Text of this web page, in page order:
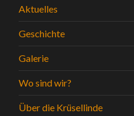
Aktuelles
Geschichte
Galerie
Wo sind wir?
Über die Krüsellinde